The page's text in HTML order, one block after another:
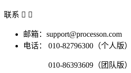
联系  
邮箱：support@processon.com
电话：
010-82796300（个人版）
010-86393609（团队版）